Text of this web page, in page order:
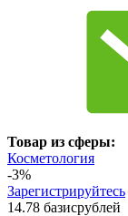
Товар из сферы:
Косметология
-3%
Зарегистрируйтесь
14.78 базисрублей